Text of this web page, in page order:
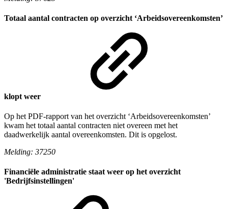
Totaal aantal contracten op overzicht ‘Arbeidsovereenkomsten’
klopt weer
Op het PDF-rapport van het overzicht ‘Arbeidsovereenkomsten’
kwam het totaal aantal contracten niet overeen met het
daadwerkelijk aantal overeenkomsten. Dit is opgelost.
Melding: 37250
Financiële administratie staat weer op het overzicht
'Bedrijfsinstellingen'